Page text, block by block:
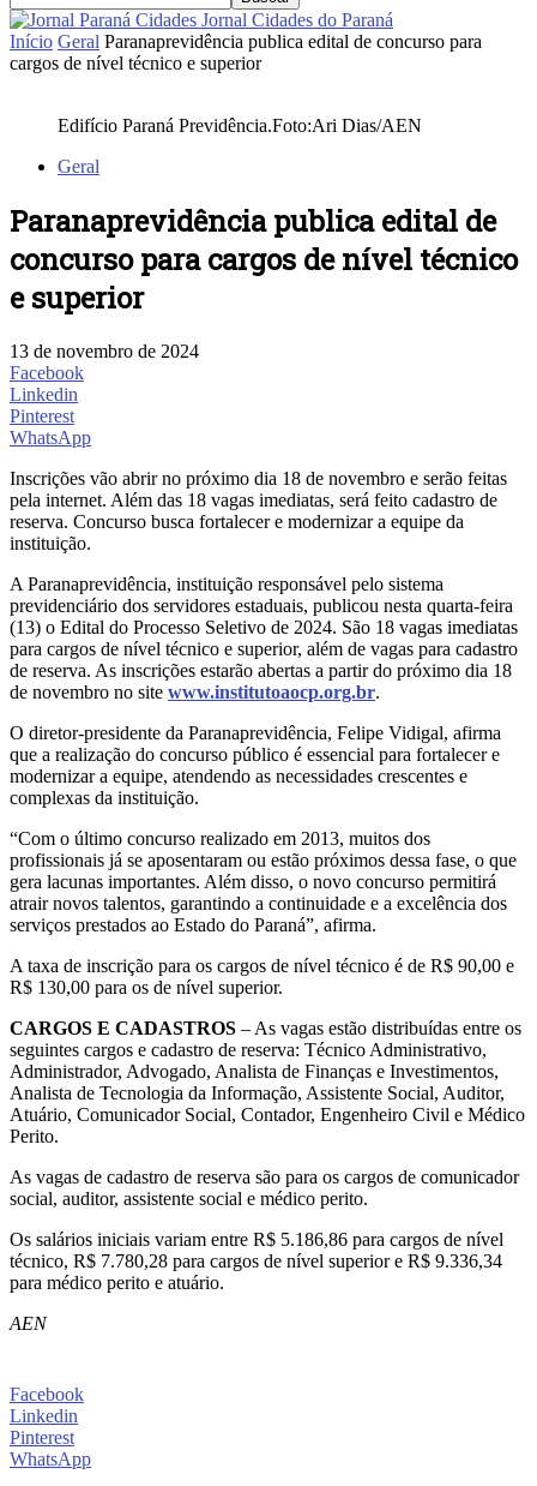
Jornal Cidades do Paraná
Início Geral Paranaprevidência publica edital de concurso para
cargos de nível técnico e superior
Edifício Paraná Previdência.Foto:Ari Dias/AEN
Geral
Paranaprevidência publica edital de
concurso para cargos de nível técnico
e superior
13 de novembro de 2024
Facebook
Linkedin
Pinterest
WhatsApp
Inscrições vão abrir no próximo dia 18 de novembro e serão feitas
pela internet. Além das 18 vagas imediatas, será feito cadastro de
reserva. Concurso busca fortalecer e modernizar a equipe da
instituição.
A Paranaprevidência, instituição responsável pelo sistema
previdenciário dos servidores estaduais, publicou nesta quarta-feira
(13) o Edital do Processo Seletivo de 2024. São 18 vagas imediatas
para cargos de nível técnico e superior, além de vagas para cadastro
de reserva. As inscrições estarão abertas a partir do próximo dia 18
de novembro no site www.institutoaocp.org.br.
O diretor-presidente da Paranaprevidência, Felipe Vidigal, afirma
que a realização do concurso público é essencial para fortalecer e
modernizar a equipe, atendendo as necessidades crescentes e
complexas da instituição.
“Com o último concurso realizado em 2013, muitos dos
profissionais já se aposentaram ou estão próximos dessa fase, o que
gera lacunas importantes. Além disso, o novo concurso permitirá
atrair novos talentos, garantindo a continuidade e a excelência dos
serviços prestados ao Estado do Paraná”, afirma.
A taxa de inscrição para os cargos de nível técnico é de R$ 90,00 e
R$ 130,00 para os de nível superior.
CARGOS E CADASTROS – As vagas estão distribuídas entre os
seguintes cargos e cadastro de reserva: Técnico Administrativo,
Administrador, Advogado, Analista de Finanças e Investimentos,
Analista de Tecnologia da Informação, Assistente Social, Auditor,
Atuário, Comunicador Social, Contador, Engenheiro Civil e Médico
Perito.
As vagas de cadastro de reserva são para os cargos de comunicador
social, auditor, assistente social e médico perito.
Os salários iniciais variam entre R$ 5.186,86 para cargos de nível
técnico, R$ 7.780,28 para cargos de nível superior e R$ 9.336,34
para médico perito e atuário.
AEN
Facebook
Linkedin
Pinterest
WhatsApp